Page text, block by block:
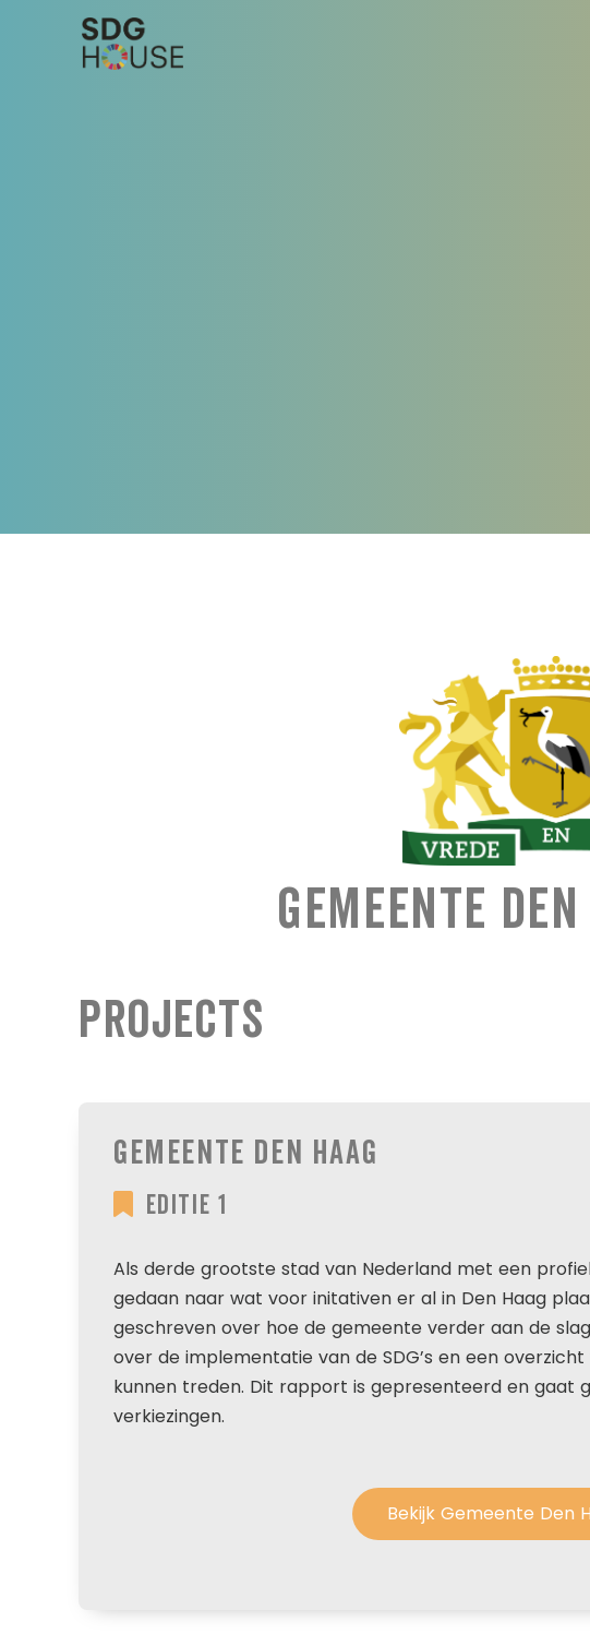
Gemeente
Projects
Gemeente Den Haag
Editie 1
Als derde grootste stad van Nederland met een
gedaan naar wat voor initativen er al in Den Haag
geschreven over hoe de gemeente verder aan de
over de implementatie van de SDG’s en een
kunnen treden. Dit rapport is gepresenteerd en gaat
verkiezingen.
Bekijk Gemeente Den